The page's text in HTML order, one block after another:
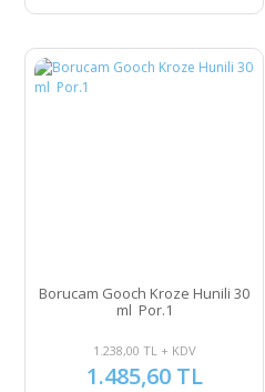
Borucam Gooch Kroze Hunili 30
ml Por.1
1.238,00 TL + KDV
1.485,60 TL